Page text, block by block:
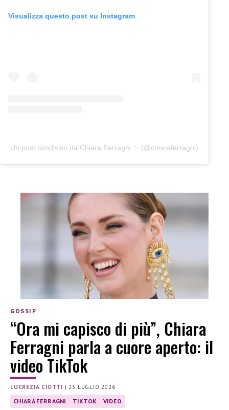
Visualizza questo post su Instagram
Un post condiviso da Chiara Ferragni ✨ (@chiaraferragni)
GOSSIP
“Ora mi capisco di più”, Chiara
Ferragni parla a cuore aperto: il
video TikTok
LUCREZIA CIOTTI |23 LUGLIO 2026
CHIARA FERRAGNI TIKTOK VIDEO